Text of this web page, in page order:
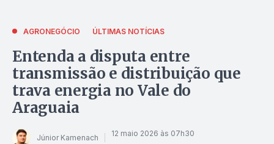
AGRONEGÓCIO ÚLTIMAS NOTÍCIAS
Entenda a disputa entre
transmissão e distribuição que
trava energia no Vale do
Araguaia
Júnior Kamenach 12 maio 2026 às 07h30